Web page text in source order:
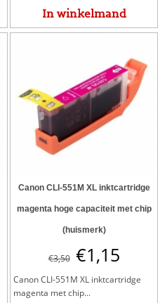
In winkelmand
Canon CLI-551M XL inktcartridge
magenta hoge capaciteit met chip
(huismerk)
€3,50 €1,15
Canon CLI-551M XL inktcartridge
magenta met chip...